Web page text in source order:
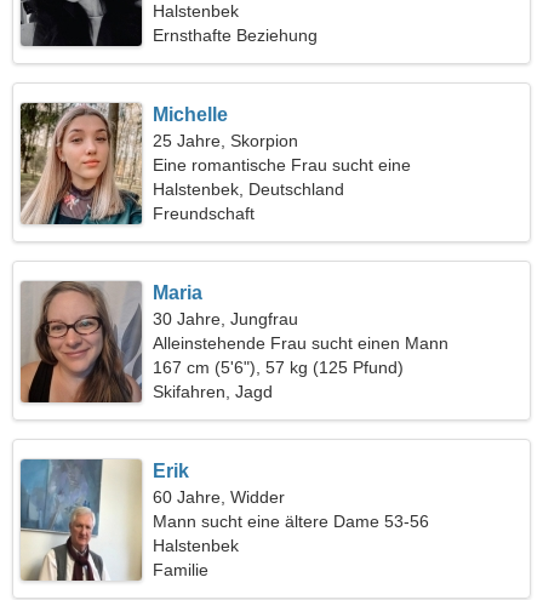
Halstenbek
Ernsthafte Beziehung
Michelle
25 Jahre, Skorpion
Eine romantische Frau sucht eine
Liebesbeziehung
Halstenbek, Deutschland
Freundschaft
Maria
30 Jahre, Jungfrau
Alleinstehende Frau sucht einen Mann
167 cm (5'6"), 57 kg (125 Pfund)
Skifahren, Jagd
Erik
60 Jahre, Widder
Mann sucht eine ältere Dame 53-56
Halstenbek
Familie